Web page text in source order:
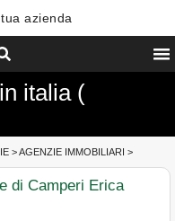
azienda
italia (
>AGENZIE IMMOBILIARI >
di Camperi Erica